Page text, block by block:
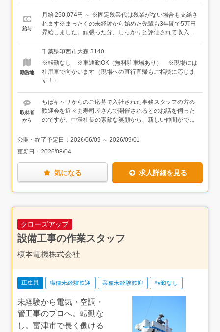
は…＞1：内部配管工事 → 新築一戸建ての住宅内部に配
管を通し、キッチン・お風呂・トイレ・洗面所などの水回
り設備に繋いでいく工事。壁や床下に通していくので、重
具を使って、配管を測り、切り、繋いで、固定して…と進
めていきます。2：外部配管工事 → 新築一戸建ての敷地
内に、水道管を新規で配管する工事。道路下にある水道本
管から、敷地内まで水を引き込んで、お家の水道メーター
に繋ぎます。こちらは重機を使って地面を掘ったりするこ
ともあります。※現場は千葉県内の東葛エリアが中心
（柏、流山、松戸、船橋、鎌ケ谷、印西、千葉市など）※
会社負担で講習に参加でき、資格を取得することもできま
す。自分の価値を高めていけます。
支援もあります＜優遇＞下記の経験や資格をお持ちの方、
十分に考慮し優遇します。・水道設備の工事に携わった経
験をお持ちの方・給水装置工事主任技術者の資格をお持ち
の方・排水設備工事責任技術者の資格をお持ちの方何社か
目になる先輩もいます。優しく和やかな雰囲気の会社で
も楽しみの一つという声もあります。
給与
月給 250,074円 ～ ※固定残業代は残業がない場合も支給さ
れます※まったくの未経験から始めた先輩も3年間で5万円
昇給しました。頑張った分、しっかりと評価されて収入が
上がっていきます【想定月収例】・20代／管理を希望の場
合（手当が付きます）月給278,345円（固定残業代25時間
分、48,594円分を含む）＋各種手当（38,172円）＋通勤
費・40代／作業スタッフ希望の場合月給309,670円（固定
残業代25時間分、54,063円分を含む）＋通勤費
勤務地
千葉県印西市大森 3140
※転勤なし ※車通勤OK（無料駐車場あり） ※現場には
社用車で向かいます（現場への直行直帰もご相談に応じま
す！）
取材者
から
ちばキャリからのご応募で入社された事務スタッフの方の
歓迎会を近々お寿司屋さんで開催されるとのお話を伺った
のですが、中澤社長の素敵な笑顔から、新しい仲間ができ
分のお土産を用意するとのこと。それを当たり前のことの
ようにお話しされるのを聞きながら、これが人を大切にす
るということなのだと学ばせていただいたような気がしま
す。本当の意味で社員を大切にする優しい会社だと感じま
した。
公開・終了予定日： 2026/06/09 ～ 2026/09/01
更新日： 2026/08/04
気になる 求人詳細を見る
クローズアップ
設備工事の作業スタッフ
榎本電機株式会社
正社員 職種未経験歓迎 業種未経験歓迎 転勤なし
未経験から電気・空調・
管工事のプロへ。転勤な
し。富津市で長く働ける